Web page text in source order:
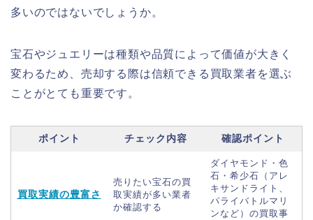
多いのではないでしょうか。
宝石やジュエリーは種類や品質によって価値が大きく
変わるため、売却する際は信頼できる買取業者を選ぶ
ことがとても重要です。
ポイント チェック内容 確認ポイント
買取実績の豊富さ
売りたい宝石の買
取実績が多い業者
か確認する
ダイヤモンド・色
石・希少石（アレ
キサンドライト、
パライバトルマリ
ンなど）の買取事